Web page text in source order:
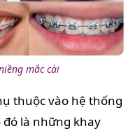
mắc cài
thuộc vào hệ thống
đó là những khay